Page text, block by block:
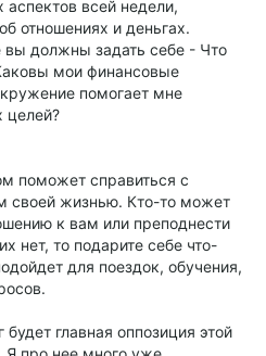
всей недели,
отношениях и деньгах.
должны задать себе - Что
мои финансовые
помогает мне
целей?
поможет справиться с
своей жизнью. Кто-то может
к вам или преподнести
нет, то подарите себе что-
для поездок, обучения,
главная оппозиция этой